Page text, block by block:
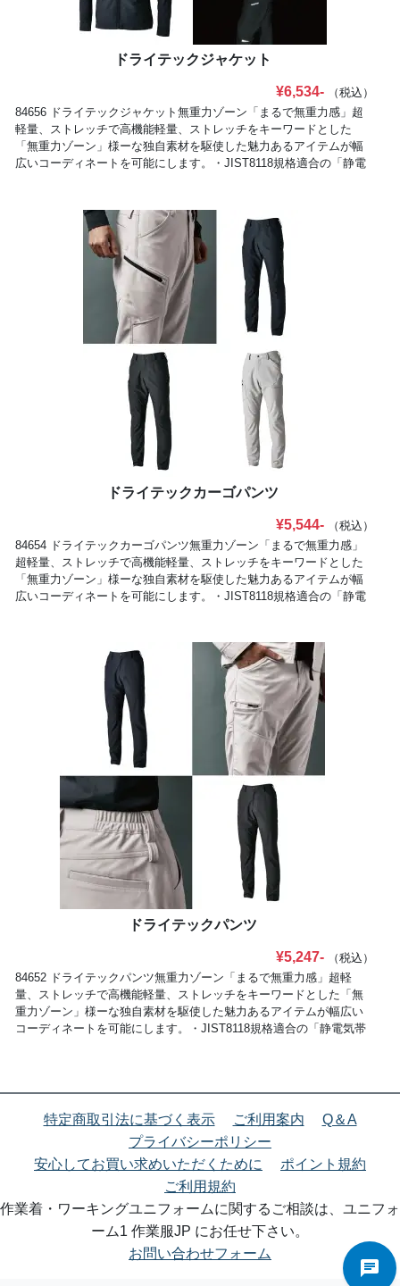
ドライテックジャケット
¥6,534-
（税込）
84656 ドライテックジャケット無重力ゾーン「まるで無重力感」超
軽量、ストレッチで高機能軽量、ストレッチをキーワードとした
「無重力ゾーン」様ーな独自素材を駆使した魅力あるアイテムが幅
広いコーディネートを可能にします。・JIST8118規格適合の「静電
やかさとソフトな着心地を実現し、全方位に伸びるストレッチ性が
柔軟性を求められるワークシーンで活躍。また、着用による擦れ、
当たり、白化のリスクを軽減する。導電繊維を混入させており、静
電気をケア。両胸ポケット:右胸にファスナーポケット、左胸にはフ
ラップ付きのポケットを採用し、小物等を収納する事が出来る。左
胸のフラップポケットにはネームホルダーループ付き。360度反射機
能:夜間や暗がりでの視認性を高める為、反射パーツ、反射ロゴでど
こから見ても反射する仕様になっている。・パンツ脇ゴム仕様・両
サイドカーゴポケット(84654)・玉縁ポケット(84652)【ドライテック
トリコ(導電繊維混入)】ポリエステル100％布帛には無いしなやかな
可動域を実現一見、布帛に見える「ドライテックトリコ」は、編み
(ニット)組織によるしなやかさとソフトな着心地を実現し、全方位に
伸びるストレッチ性が柔軟性を求められるワークシーンで活躍しま
す。また、着用による擦れ、当たり、白化のリスクを軽減。導電繊
維を混入させており、静電気をケアします。
ドライテックカーゴパンツ
¥5,544-
（税込）
84654 ドライテックカーゴパンツ無重力ゾーン「まるで無重力感」
超軽量、ストレッチで高機能軽量、ストレッチをキーワードとした
「無重力ゾーン」様ーな独自素材を駆使した魅力あるアイテムが幅
広いコーディネートを可能にします。・JIST8118規格適合の「静電
ている。・パンツ脇ゴム仕様・両サイドカーゴポケット(84654)【ド
ライテックトリコ(導電繊維混入)】ポリエステル100％布帛には無い
しなやかな可動域を実現一見、布帛に見える「ドライテックトリ
コ」は、編み(ニット)組織によるしなやかさとソフトな着心地を実現
し、全方位に伸びるストレッチ性が柔軟性を求められるワークシー
ンで活躍します。また、着用による擦れ、当たり、白化のリスクを
軽減。導電繊維を混入させており、静電気をケアします。
ドライテックパンツ
¥5,247-
（税込）
84652 ドライテックパンツ無重力ゾーン「まるで無重力感」超軽
量、ストレッチで高機能軽量、ストレッチをキーワードとした「無
重力ゾーン」様ーな独自素材を駆使した魅力あるアイテムが幅広い
コーディネートを可能にします。・JIST8118規格適合の「静電気帯
リコ(導電繊維混入)】ポリエステル100％布帛には無いしなやかな可
動域を実現一見、布帛に見える「ドライテックトリコ」は、編み(ニ
ット)組織によるしなやかさとソフトな着心地を実現し、全方位に伸
びるストレッチ性が柔軟性を求められるワークシーンで活躍しま
す。また、着用による擦れ、当たり、白化のリスクを軽減。導電繊
維を混入させており、静電気をケアします。
特定商取引法に基づく表示 ご利用案内
Q＆A
プライバシーポリシー
安心してお買い求めいただくために
ポイント規約
ご利用規約
作業着・ワーキングユニフォームに関するご相談は、ユニフォ
ーム1 作業服JP にお任せ下さい。
お問い合わせフォーム